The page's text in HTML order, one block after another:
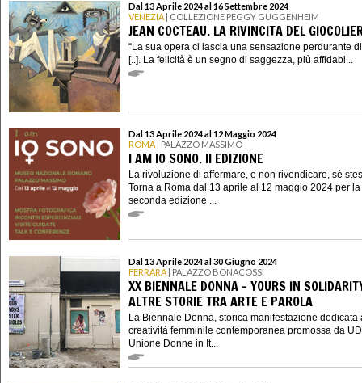
Dal 13 Aprile 2024 al 16 Settembre 2024
VENEZIA | COLLEZIONE PEGGY GUGGENHEIM
JEAN COCTEAU. LA RIVINCITA DEL
“La sua opera ci lascia una sensazione perdurante
[..]. La felicità è un segno di saggezza, più affidabi...
Dal 13 Aprile 2024 al 12 Maggio 2024
ROMA | PALAZZO MASSIMO
I AM IO SONO. II EDIZIONE
La rivoluzione di affermare, e non rivendicare, sé
Torna a Roma dal 13 aprile al 12 maggio 2024 per la
seconda edizione ...
Dal 13 Aprile 2024 al 30 Giugno 2024
FERRARA | PALAZZO BONACOSSI
XX BIENNALE DONNA - YOURS IN
ALTRE STORIE TRA ARTE E PAROLA
La Biennale Donna, storica manifestazione dedicata
creatività femminile contemporanea promossa da
Unione Donne in It...